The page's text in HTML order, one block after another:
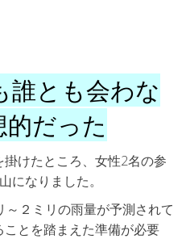
誰とも会わな
だった
けたところ、女性2名の参
になりました。
２ミリの雨量が予測されて
とを踏まえた準備が必要